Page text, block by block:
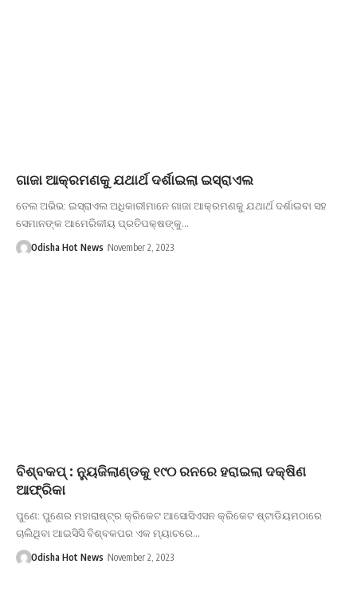
ଗାଜା ଆକ୍ରମଣକୁ ଯଥାର୍ଥ ଦର୍ଶାଇଲା ଇସ୍ରାଏଲ
ତେଲ ଅଭିଭ: ଇସ୍ରାଏଲ ଅଧିକାରୀମାନେ ଗାଜା ଆକ୍ରମଣକୁ ଯଥାର୍ଥ ଦର୍ଶାଇବା ସହ
ସେମାନଙ୍କ ଆମେରିକୀୟ ପ୍ରତିପକ୍ଷଙ୍କୁ…
Odisha Hot News November 2, 2023
ବିଶ୍ବକପ୍ : ନ୍ୟୁଜିଲାଣ୍ଡକୁ ୧୯୦ ରନରେ ହରାଇଲା ଦକ୍ଷିଣ
ଆଫ୍ରିକା
ପୁଣେ: ପୁଣେର ମହାରାଷ୍ଟ୍ର କ୍ରିକେଟ ଆସୋସିଏସନ କ୍ରିକେଟ ଷ୍ଟାଡିୟମଠାରେ
ଚାଲିଥିବା ଆଇସିସି ବିଶ୍ବକପର ଏକ ମ୍ୟାଚରେ…
Odisha Hot News November 2, 2023